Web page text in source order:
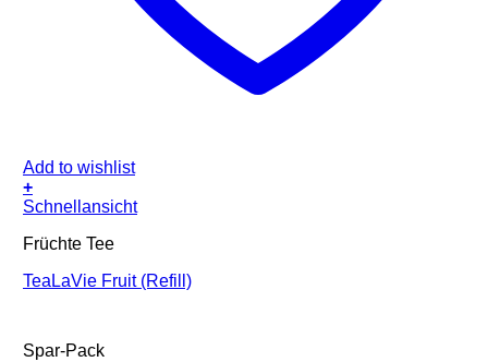
Add to wishlist
+
Schnellansicht
Früchte Tee
TeaLaVie Fruit (Refill)
Spar-Pack